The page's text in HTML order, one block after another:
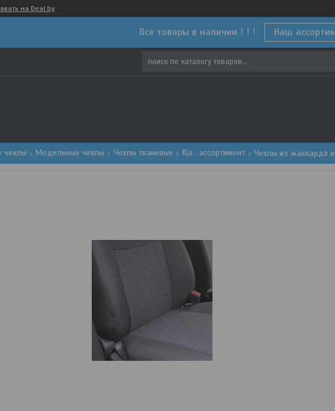
на Deal.by
Все товары в наличии ! ! ! Наш
чехлы Модельные чехлы Чехлы тканевые Kia : ассортимент Чехлы из жаккарда